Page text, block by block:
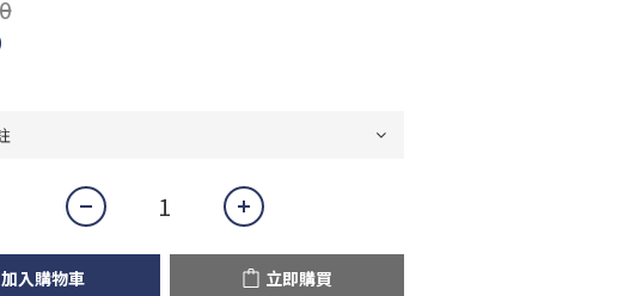
加入購物車 立即購買